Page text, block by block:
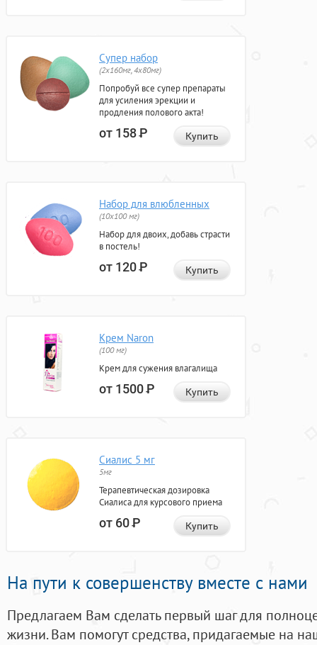
Супер набор
(2х160мг, 4х80мг)
Попробуй все супер препараты
для усиления эрекции и
продления полового акта!
от 158Р Купить
Набор для влюбленных
(10х100 мг)
Набор для двоих, добавь страсти
в постель!
от 120Р Купить
Крем Naron
(100 мг)
Крем для сужения влагалища
от 1500Р Купить
Сиалис 5 мг
5мг
Терапевтическая дозировка
Сиалиса для курсового приема
от 60Р Купить
На пути к совершенству вместе с нами
Предлагаем Вам сделать первый шаг для
жизни. Вам помогут средства, придагаемые на